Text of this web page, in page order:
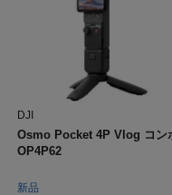
新品
DJI
Osmo Pocket 4P Vlog コン
OP4P62